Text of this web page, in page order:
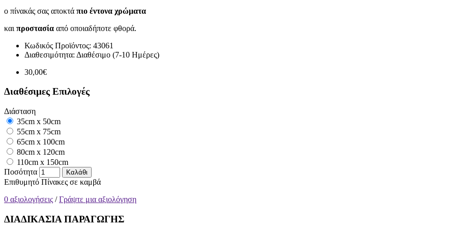
ο πίνακάς σας αποκτά πιο έντονα χρώματα
και προστασία από οποιαδήποτε φθορά.
Κωδικός Προϊόντος: 43061
Διαθεσιμότητα: Διαθέσιμο (7-10 Ημέρες)
30,00€
Διαθέσιμες Επιλογές
Διάσταση
35cm x 50cm
55cm x 75cm
65cm x 100cm
80cm x 120cm
110cm x 150cm
Ποσότητα
Καλάθι
Επιθυμητό Πίνακες σε καμβά
0 αξιολογήσεις /Γράψτε μια αξιολόγηση
ΔΙΑΔΙΚΑΣΙΑ ΠΑΡΑΓΩΓΗΣ